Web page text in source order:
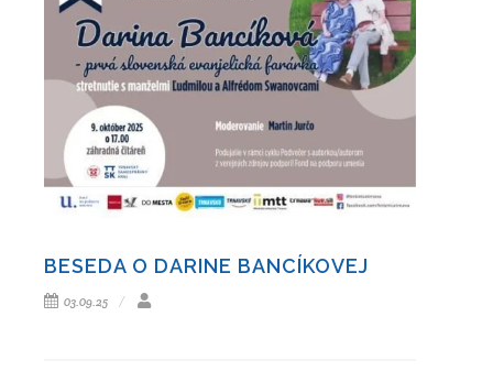
BESEDA O DARINE BANCÍKOVEJ
03.09.25